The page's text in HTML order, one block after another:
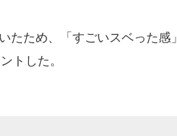
ため、「すごいスベった感」
トした。